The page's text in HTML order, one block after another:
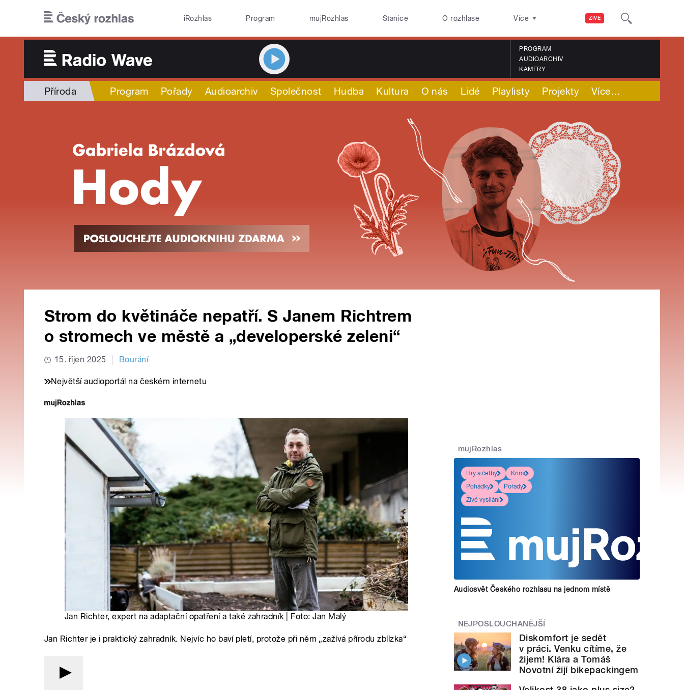
ŽIVĚ
iRozhlas Program mujRozhlas Stanice O rozhlase Více
PROGRAM
AUDIOARCHIV
KAMERY
Příroda Program Pořady Audioarchiv Společnost Hudba Kultura O nás Lidé Playlisty Projekty Více…
Strom do květináče nepatří. S Janem Richtrem
o stromech ve městě a „developerské zeleni“
15. říjen 2025 Bourání
Největší audioportál na českém internetu
Jan Richter, expert na adaptační opatření a také zahradník | Foto: Jan Malý
Jan Richter je i praktický zahradník. Nejvíc ho baví pletí, protože při něm „zažívá přírodu zblízka“
mujRozhlas
Hry a četby
Krimi
Pohádky
Pořady
Živé vysílání
Audiosvět Českého rozhlasu na jednom místě
NEJPOSLOUCHANĚJŠÍ
Diskomfort je sedět
v práci. Venku cítíme, že
žijem! Klára a Tomáš
Novotní žijí bikepackingem